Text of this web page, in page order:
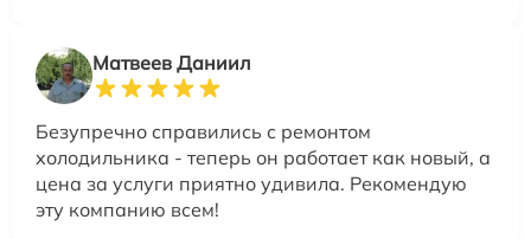
Матвеев Даниил
Безупречно справились с ремонтом
холодильника - теперь он работает как новый, а
цена за услуги приятно удивила. Рекомендую
эту компанию всем!